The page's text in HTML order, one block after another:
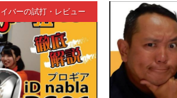
イバーの試打・レビュー